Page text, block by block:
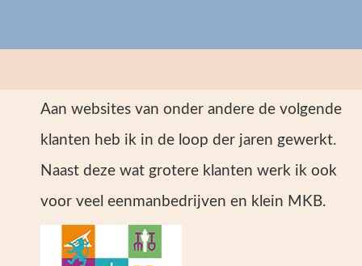
Aan websites van onder andere de volgende
klanten heb ik in de loop der jaren gewerkt.
Naast deze wat grotere klanten werk ik ook
voor veel eenmanbedrijven en klein MKB.